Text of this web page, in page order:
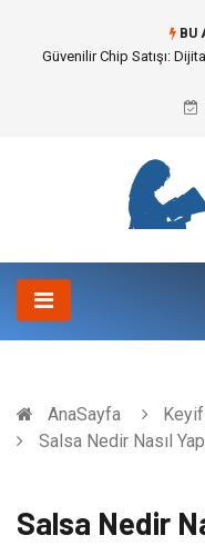
BU
Güvenilir Chip Satışı:
AnaSayfa
Salsa Nedir Nasıl
Salsa Nedir